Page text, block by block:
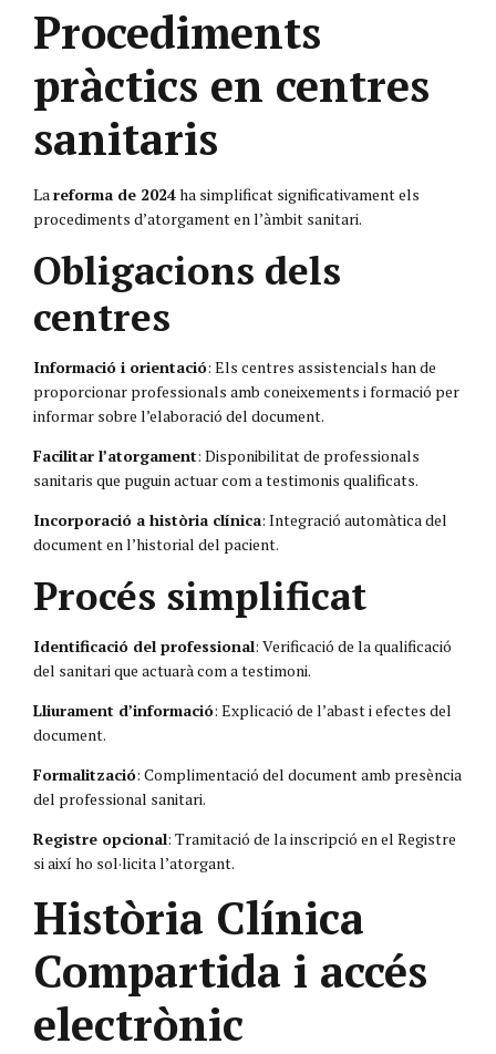
Procediments
pràctics en centres
sanitaris
La reforma de 2024ha simplificat significativament els
procediments d’atorgament en l’àmbit sanitari.
Obligacions dels
centres
Informació i orientació: Els centres assistencials han de
proporcionar professionals amb coneixements i formació per
informar sobre l’elaboració del document.
Facilitar l’atorgament: Disponibilitat de professionals
sanitaris que puguin actuar com a testimonis qualificats.
Incorporació a història clínica: Integració automàtica del
document en l’historial del pacient.
Procés simplificat
Identificació del professional: Verificació de la qualificació
del sanitari que actuarà com a testimoni.
Lliurament d’informació: Explicació de l’abast i efectes del
document.
Formalització: Complimentació del document amb presència
del professional sanitari.
Registre opcional: Tramitació de la inscripció en el Registre
si així ho sol·licita l’atorgant.
Història Clínica
Compartida i accés
electrònic